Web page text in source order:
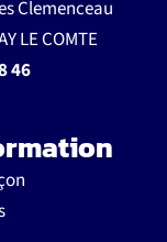
Clemenceau
LE COMTE
46